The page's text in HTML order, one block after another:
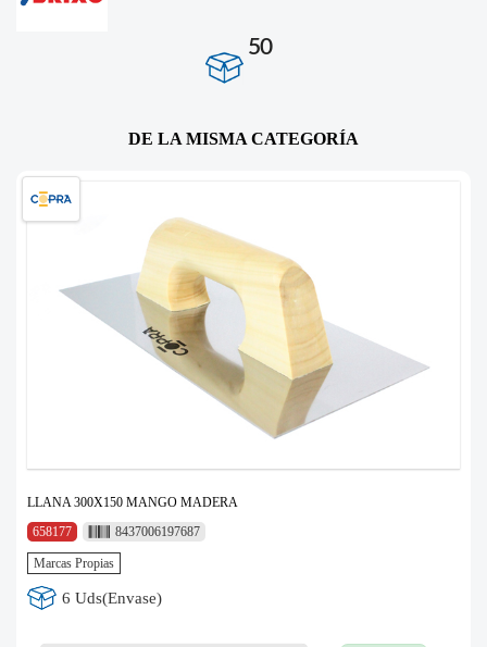
50
DE LA MISMA CATEGORÍA
LLANA 300X150 MANGO MADERA
658177
8437006197687
Marcas Propias
6 Uds(Envase)